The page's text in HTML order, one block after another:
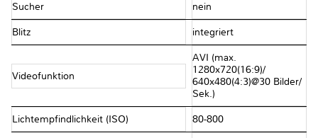
Sucher nein
Blitz integriert
Videofunktion
AVI (max.
1280x720(16:9)/​
640x480(4:3)@30 Bilder/​
Sek.)
Lichtempfindlichkeit (ISO) 80-800